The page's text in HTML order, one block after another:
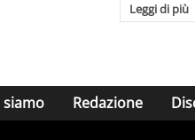
Leggi di più
siamo Redazione